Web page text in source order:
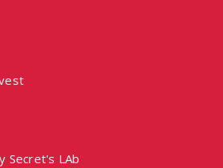
Secret's LAb